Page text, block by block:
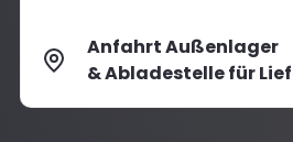
Anfahrt Außenlager
& Abladestelle für